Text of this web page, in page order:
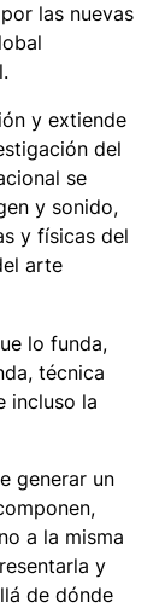
las nuevas
y extiende
del
se
y sonido,
y físicas del
arte
lo funda,
técnica
incluso la
generar un
a la misma
y
de dónde